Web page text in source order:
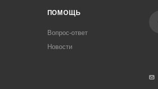
ПОМОЩЬ
Вопрос-ответ
Новости